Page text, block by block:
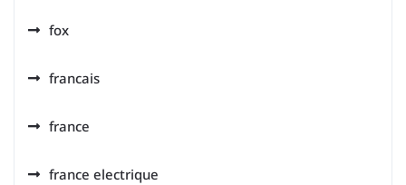
fox
francais
france
france electrique